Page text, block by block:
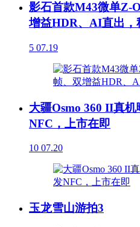
影石首款M43微单Z-
增益HDR、AI直出，
5 07.19
大疆Osmo 360 II真
NFC，上市在即
10 07.20
玉龙雪山游拍3